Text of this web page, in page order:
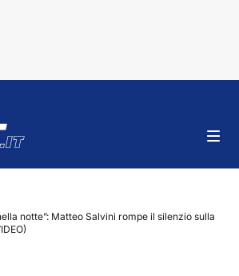
notte”: Matteo Salvini rompe il silenzio sulla